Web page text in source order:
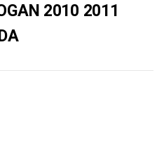
2010 2011